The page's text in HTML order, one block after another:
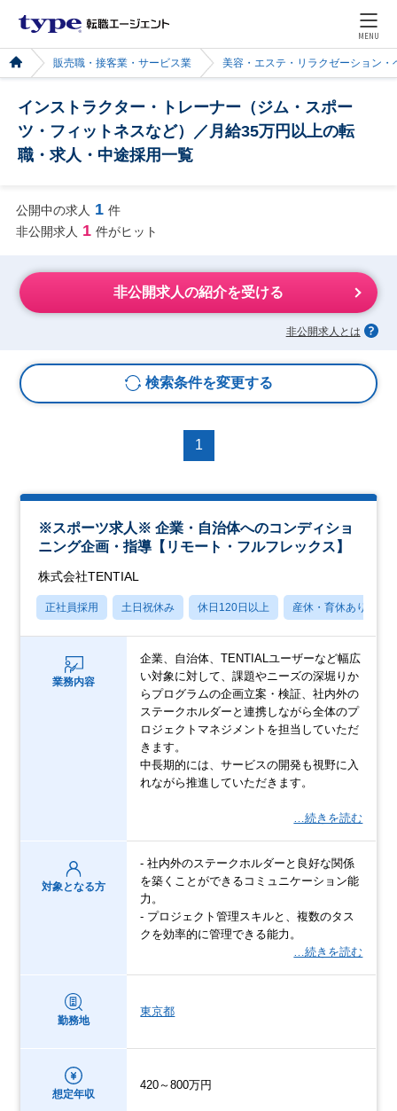
MENU
販売職・接客業・サービス業 美容・エステ・リラクゼーション・
インストラクター・トレーナー（ジム・スポー
ツ・フィットネスなど）／月給35万円以上の転
職・求人・中途採用一覧
公開中の求人 1 件
非公開求人 1 件がヒット
非公開求人の紹介を受ける
非公開求人とは
検索条件を変更する
1
※スポーツ求人※ 企業・自治体へのコンディショ
ニング企画・指導【リモート・フルフレックス】
株式会社TENTIAL
正社員採用 土日祝休み 休日120日以上 産休・育休あり
業務内容
企業、自治体、TENTIALユーザーなど幅広
い対象に対して、課題やニーズの深堀りか
らプログラムの企画立案・検証、社内外の
ステークホルダーと連携しながら全体のプ
ロジェクトマネジメントを担当していただ
きます。
中長期的には、サービスの開発も視野に入
れながら推進していただきます。
…続きを読む
対象となる方
- 社内外のステークホルダーと良好な関係
を築くことができるコミュニケーション能
力。
- プロジェクト管理スキルと、複数のタス
クを効率的に管理できる能力。
…続きを読む
勤務地
東京都
想定年収
420～800万円